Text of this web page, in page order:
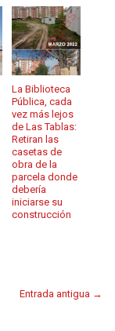
La Biblioteca
Pública, cada
vez más lejos
de Las Tablas:
Retiran las
casetas de
obra de la
parcela donde
debería
iniciarse su
construcción
Entrada antigua →